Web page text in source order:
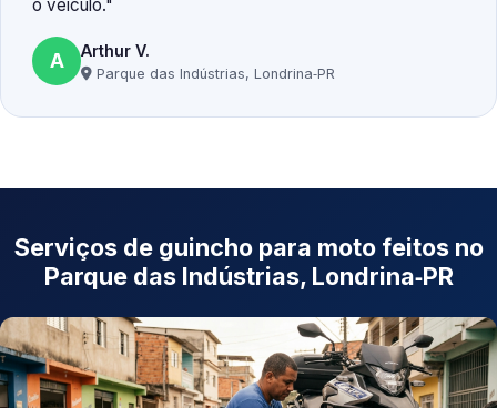
o veículo.
A Arthur V.
Parque das Indústrias, Londrina‑PR
Serviços de guincho para moto feitos no
Parque das Indústrias, Londrina‑PR